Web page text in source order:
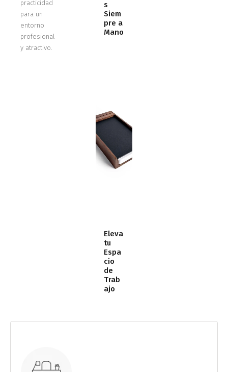
practicidad
para un
entorno
profesional
y atractivo.
s
Siem
pre a
Mano
Eleva
tu
Espa
cio
de
Trab
ajo